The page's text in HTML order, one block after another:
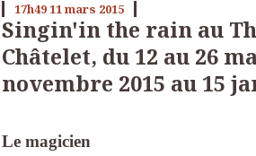
17h4911mars 2015
Singin'in the rain au
Châtelet, du 12 au 26
novembre 2015 au 15
Le magicien